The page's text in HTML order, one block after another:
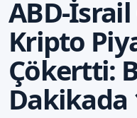
ABD-
Kripto
Çökertti:
Dakikada